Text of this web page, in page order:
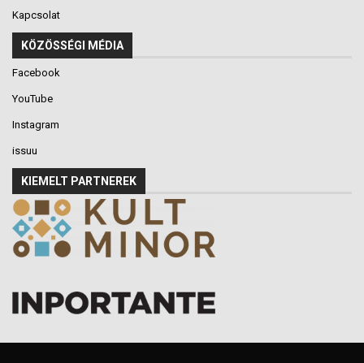
Kapcsolat
KÖZÖSSÉGI MÉDIA
Facebook
YouTube
Instagram
issuu
KIEMELT PARTNEREK